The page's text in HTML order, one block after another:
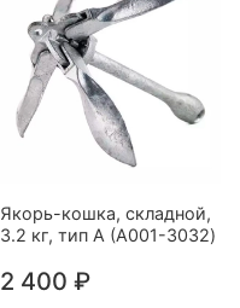
Якорь-кошка, складной,
3.2 кг, тип А (A001-3032)
2 400 ₽